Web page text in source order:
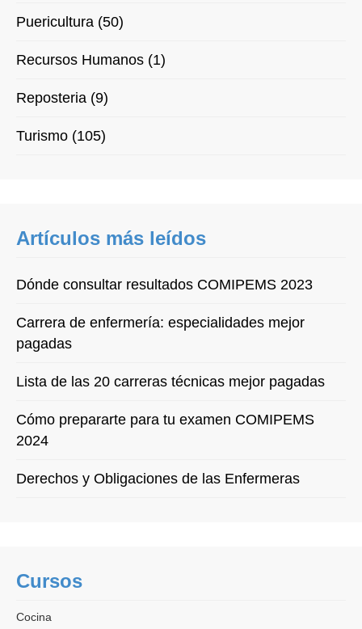
Puericultura (50)
Recursos Humanos (1)
Reposteria (9)
Turismo (105)
Artículos más leídos
Dónde consultar resultados COMIPEMS 2023
Carrera de enfermería: especialidades mejor
pagadas
Lista de las 20 carreras técnicas mejor pagadas
Cómo prepararte para tu examen COMIPEMS
2024
Derechos y Obligaciones de las Enfermeras
Cursos
Cocina